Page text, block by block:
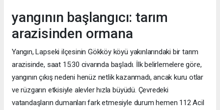
yangının başlangıcı: tarım
arazisinden ormana
Yangın, Lapseki ilçesinin Gökköy köyü yakınlarındaki bir tarım
arazisinde, saat 15:30 civarında başladı. İlk belirlemelere göre,
yangının çıkış nedeni henüz netlik kazanmadı, ancak kuru otlar
ve rüzgarın etkisiyle alevler hızla büyüdü. Çevredeki
vatandaşların dumanları fark etmesiyle durum hemen 112 Acil